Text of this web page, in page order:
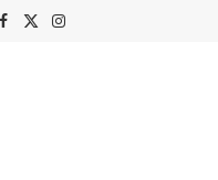
Facebook
X
Instagram